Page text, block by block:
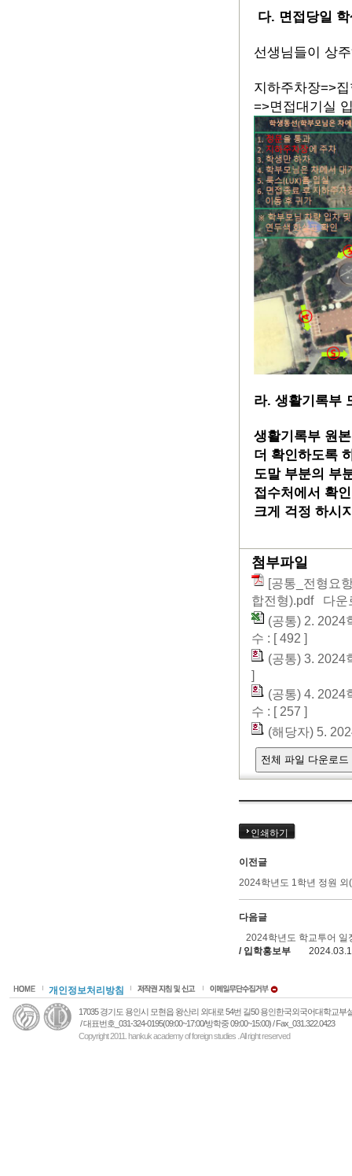
다. 면접당일
선생님들이 상
지하주차장=>
=>면접대기실
라. 생활기록부
생활기록부 원
더 확인하도록
도말 부분의 부
접수처에서 확
크게 걱정 하시
첨부파일
[공통_전형요
합전형).pdf다운
(공통) 2. 2024
수 : [ 492 ]
(공통) 3. 2024
]
(공통) 4. 2024
수 : [ 257 ]
(해당자) 5.
전체 파일 다운로드
인쇄하기
이전글
2024학년도 1학년 정원
다음글
2024학년도 학교투어 일
/ 입학홍보부
개인정보처리방침
17035 경기도 용인시 모현읍 왕산리 외대로 54번 길50 용인한국외국어대학교부
/ 대표번호_031-324-0195(09:00~17:00/방학중 09:00~15:00) / Fax_031.322.0423
Copyright 2011. hankuk academy of foreign studies . All right reserved